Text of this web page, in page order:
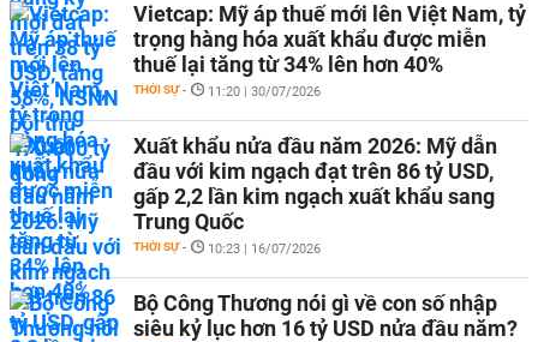
Vietcap: Mỹ áp thuế mới lên Việt Nam, tỷ
trọng hàng hóa xuất khẩu được miễn
thuế lại tăng từ 34% lên hơn 40%
THỜI SỰ - 11:20 | 30/07/2026
Xuất khẩu nửa đầu năm 2026: Mỹ dẫn
đầu với kim ngạch đạt trên 86 tỷ USD,
gấp 2,2 lần kim ngạch xuất khẩu sang
Trung Quốc
THỜI SỰ - 10:23 | 16/07/2026
Bộ Công Thương nói gì về con số nhập
siêu kỷ lục hơn 16 tỷ USD nửa đầu năm?